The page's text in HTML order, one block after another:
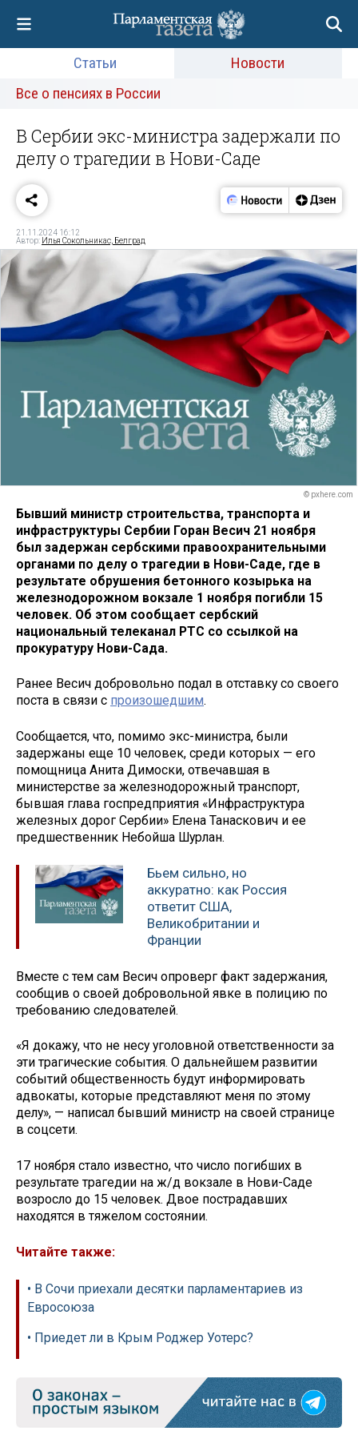
Статьи
Новости
Все о пенсиях в России
В Сербии экс-министра задержали по
делу о трагедии в Нови-Саде
21.11.2024 16:12
Автор: Илья Сокольникас, Белград
© pxhere.com
Бывший министр строительства, транспорта и
инфраструктуры Сербии Горан Весич 21 ноября
был задержан сербскими правоохранительными
органами по делу о трагедии в Нови-Саде, где в
результате обрушения бетонного козырька на
железнодорожном вокзале 1 ноября погибли 15
человек. Об этом сообщает сербский
национальный телеканал РТС со ссылкой на
прокуратуру Нови-Сада.
Ранее Весич добровольно подал в отставку со своего
поста в связи с произошедшим.
Сообщается, что, помимо экс-министра, были
задержаны еще 10 человек, среди которых — его
помощница Анита Димоски, отвечавшая в
министерстве за железнодорожный транспорт,
бывшая глава госпредприятия «Инфраструктура
железных дорог Сербии» Елена Танаскович и ее
предшественник Небойша Шурлан.
Бьем сильно, но
аккуратно: как Россия
ответит США,
Великобритании и
Франции
Вместе с тем сам Весич опроверг факт задержания,
сообщив о своей добровольной явке в полицию по
требованию следователей.
«Я докажу, что не несу уголовной ответственности за
эти трагические события. О дальнейшем развитии
событий общественность будут информировать
адвокаты, которые представляют меня по этому
делу», — написал бывший министр на своей странице
в соцсети.
17 ноября стало известно, что число погибших в
результате трагедии на ж/д вокзале в Нови-Саде
возросло до 15 человек. Двое пострадавших
находятся в тяжелом состоянии.
Читайте также:
• В Сочи приехали десятки парламентариев из
Евросоюза
• Приедет ли в Крым Роджер Уотерс?